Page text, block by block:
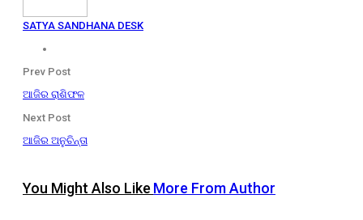
SATYA SANDHANA DESK
Prev Post
ଆଜିର ରାଶିଫଳ
Next Post
ଆଜିର ଅନୁଚିନ୍ତା
You Might Also Like More From Author